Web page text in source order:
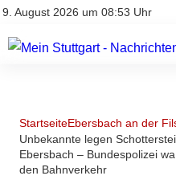
9. August 2026 um 08:53 Uhr
Impressum
Branchenbuch
Werbung
StartseiteEbersbach an der
Unbekannte legen
Ebersbach – Bundespolizei
den Bahnverkehr